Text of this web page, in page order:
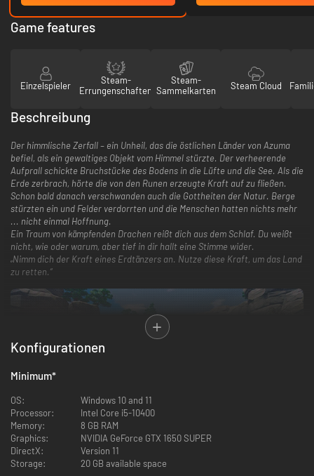
Game features
Einzelspieler
Steam-
Errungenschaften
Steam-
Sammelkarten
Steam Cloud
Beschreibung
Der himmlische Zerfall – ein Unheil, das die östlichen Länder von Azuma
befiel, als ein gewaltiges Objekt vom Himmel stürzte. Der verheerende
Aufprall schickte Bruchstücke des Bodens in die Lüfte und die See. Als die
Erde zerbrach, hörte die von den Runen erzeugte Kraft auf zu fließen.
Schon bald danach verschwanden auch die Gottheiten der Natur. Berge
stürzten ein und Felder verdorrten und die Menschen hatten nichts mehr
... nicht einmal Hoffnung.
Ein Traum von kämpfenden Drachen reißt dich aus dem Schlaf. Du weißt
nicht, wie oder warum, aber tief in dir hallt eine Stimme wider.
„Nimm dich der Kraft eines Erdtänzers an. Nutze diese Kraft, um das Land
zu retten.“
Das klassische Action-RPG- und Life-Simulation-Gameplay, das von Rune
Factory-Fans auf der ganzen Welt geliebt wird, wird in Guardians of
Azuma in eine völlig neue Richtung gelenkt. Dieses brandneue Abenteuer
spielt in dem nie vorher gesehenen östlichen Land von Azuma, wo du die
Kräfte des Erdtänzers erlangst und gegen die sich ausbreitende Fäule
Konfigurationen
Minimum*
OS:
Windows 10 and 11
Processor:
Intel Core i5-10400
Memory:
8 GB RAM
Graphics:
NVIDIA GeForce GTX 1650 SUPER
DirectX:
Version 11
Storage:
20 GB available space